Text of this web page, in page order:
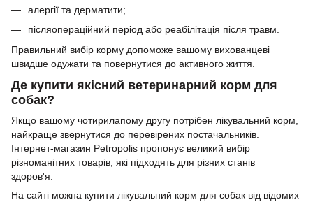
алергії та дерматити;
післяопераційний період або реабілітація після травм.
Правильний вибір корму допоможе вашому вихованцеві
швидше одужати та повернутися до активного життя.
Де купити якісний ветеринарний корм для
собак?
Якщо вашому чотирилапому другу потрібен лікувальний корм,
найкраще звернутися до перевірених постачальників.
Інтернет-магазин Petropolis пропонує великий вибір
різноманітних товарів, які підходять для різних станів
здоров'я.
На сайті можна купити лікувальний корм для собак від відомих